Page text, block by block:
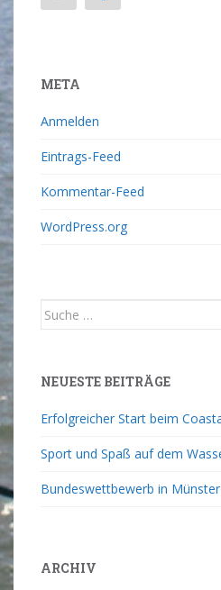
META
Anmelden
Eintrags-Feed
Kommentar-Feed
WordPress.org
NEUESTE BEITRÄGE
Erfolgreicher Start beim
Sport und Spaß auf dem
Bundeswettbewerb in Münster
ARCHIV